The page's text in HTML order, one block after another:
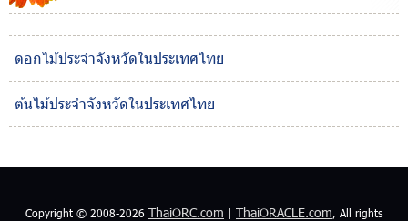
ดอกไม้ประจำจังหวัดในประเทศไทย
ต้นไม้ประจำจังหวัดในประเทศไทย
Copyright © 2008-2026 ThaiORC.com | ThaiORACLE.com, All rights